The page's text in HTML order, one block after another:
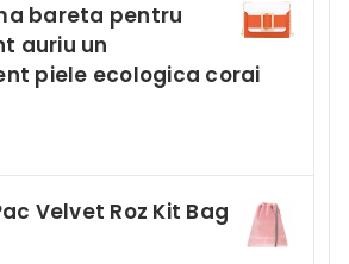
bareta pentru
auriu un
piele ecologica corai
Velvet Roz Kit Bag